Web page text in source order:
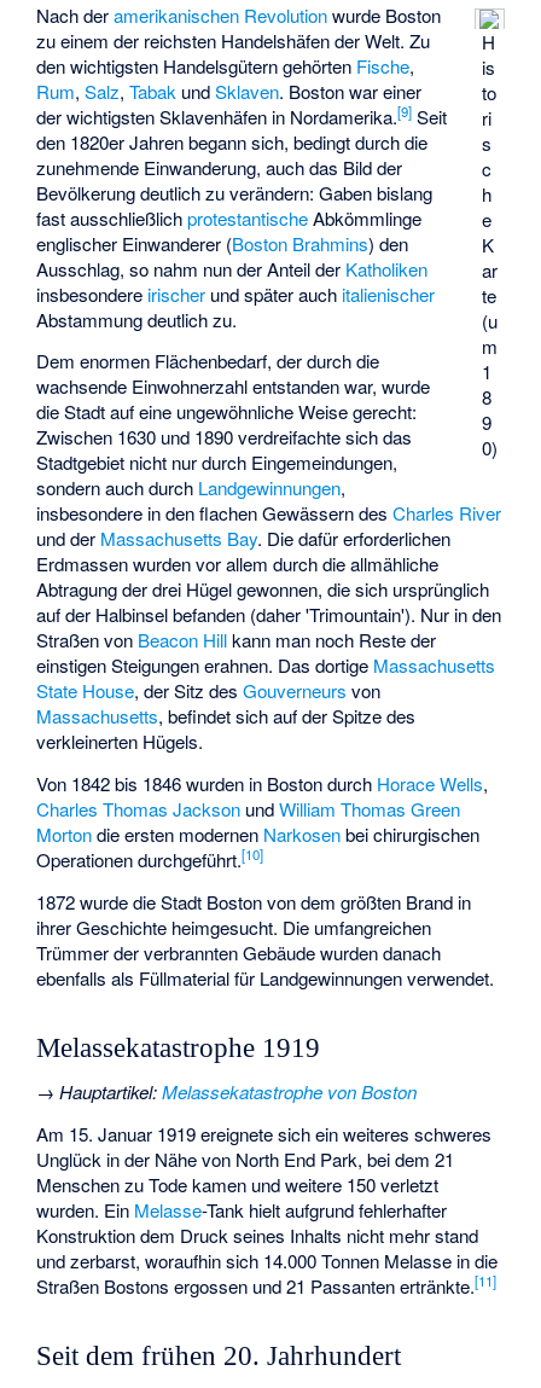
H
is
to
ri
s
c
h
e
K
ar
te
(u
m
1
8
9
0)
Nach deramerikanischen Revolutionwurde Boston
zu einem der reichsten Handelshäfen der Welt. Zu
den wichtigsten Handelsgütern gehörten Fische,
Rum,Salz,Tabak undSklaven. Boston war einer
der wichtigsten Sklavenhäfen in Nordamerika.[9] Seit
den 1820er Jahren begann sich, bedingt durch die
zunehmende Einwanderung, auch das Bild der
Bevölkerung deutlich zu verändern: Gaben bislang
fast ausschließlichprotestantischeAbkömmlinge
englischer Einwanderer (Boston Brahmins) den
Ausschlag, so nahm nun der Anteil der Katholiken
insbesondere irischer und später auch italienischer
Abstammung deutlich zu.
Dem enormen Flächenbedarf, der durch die
wachsende Einwohnerzahl entstanden war, wurde
die Stadt auf eine ungewöhnliche Weise gerecht:
Zwischen 1630 und 1890 verdreifachte sich das
Stadtgebiet nicht nur durch Eingemeindungen,
sondern auch durch Landgewinnungen,
insbesondere in den flachen Gewässern desCharles River
und der Massachusetts Bay. Die dafür erforderlichen
Erdmassen wurden vor allem durch die allmähliche
Abtragung der drei Hügel gewonnen, die sich ursprünglich
auf der Halbinsel befanden (daher 'Trimountain'). Nur in den
Straßen von Beacon Hillkann man noch Reste der
einstigen Steigungen erahnen. Das dortige Massachusetts
State House, der Sitz desGouverneurs von
Massachusetts, befindet sich auf der Spitze des
verkleinerten Hügels.
Von 1842 bis 1846 wurden in Boston durch Horace Wells,
Charles Thomas Jackson undWilliam Thomas Green
Mortondie ersten modernen Narkosenbei chirurgischen
Operationen durchgeführt.[10]
1872 wurde die Stadt Boston von dem größten Brand in
ihrer Geschichte heimgesucht. Die umfangreichen
Trümmer der verbrannten Gebäude wurden danach
ebenfalls als Füllmaterial für Landgewinnungen verwendet.
Melassekatastrophe 1919
→Hauptartikel:Melassekatastrophe von Boston
Am 15. Januar 1919 ereignete sich ein weiteres schweres
Unglück in der Nähe von North End Park, bei dem 21
Menschen zu Tode kamen und weitere 150 verletzt
wurden. Ein Melasse-Tank hielt aufgrund fehlerhafter
Konstruktion dem Druck seines Inhalts nicht mehr stand
und zerbarst, woraufhin sich 14.000 Tonnen Melasse in die
Straßen Bostons ergossen und 21 Passanten ertränkte.[11]
Seit dem frühen 20. Jahrhundert